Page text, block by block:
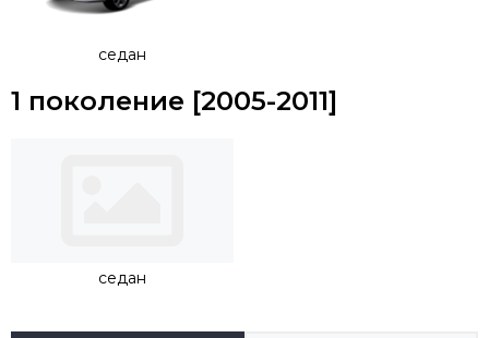
седан
1 поколение [2005-2011]
седан